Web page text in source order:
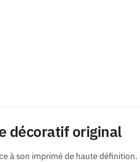
décoratif original
à son imprimé de haute